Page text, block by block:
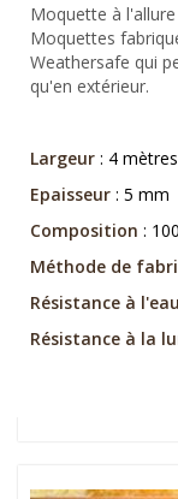
Moquette à
Moquettes
Weathersafe qui
qu'en extérieur.
Largeur : 4 mètres
Epaisseur : 5 mm
Composition :
Méthode de
Résistance à l'eau
Résistance à la